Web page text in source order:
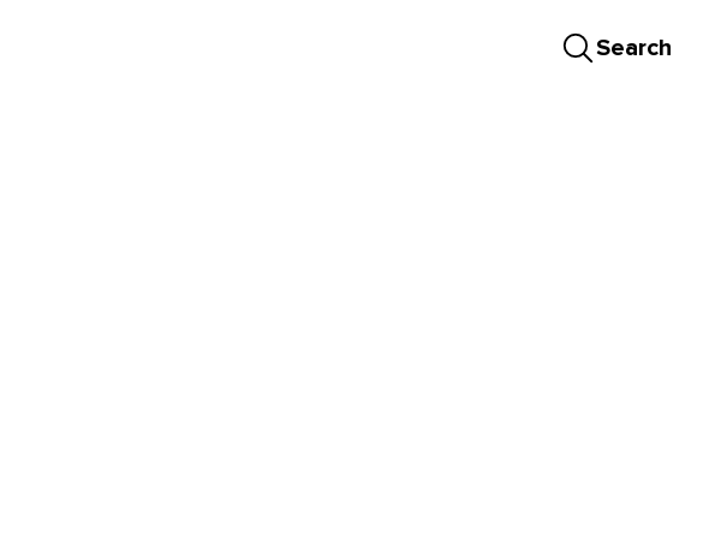
Search